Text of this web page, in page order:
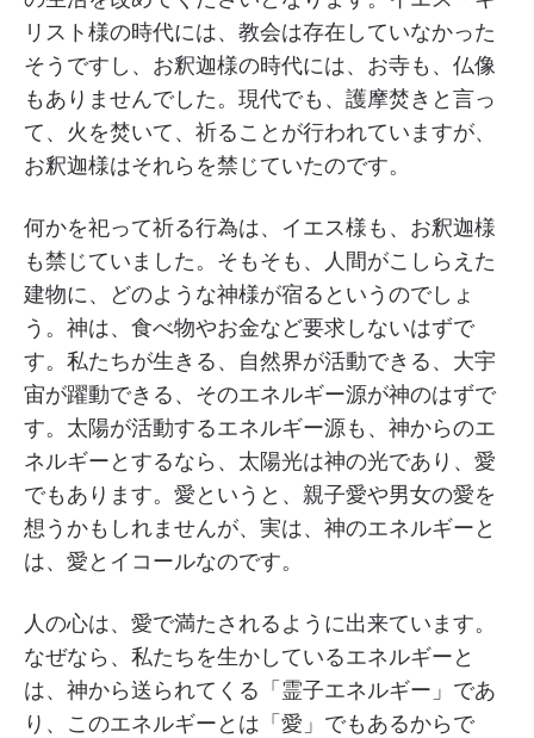
リスト様の時代には、教会は存在していなかった
そうですし、お釈迦様の時代には、お寺も、仏像
もありませんでした。現代でも、護摩焚きと言っ
て、火を焚いて、祈ることが行われていますが、
お釈迦様はそれらを禁じていたのです。
何かを祀って祈る行為は、イエス様も、お釈迦様
も禁じていました。そもそも、人間がこしらえた
建物に、どのような神様が宿るというのでしょ
う。神は、食べ物やお金など要求しないはずで
す。私たちが生きる、自然界が活動できる、大宇
宙が躍動できる、そのエネルギー源が神のはずで
す。太陽が活動するエネルギー源も、神からのエ
ネルギーとするなら、太陽光は神の光であり、愛
でもあります。愛というと、親子愛や男女の愛を
想うかもしれませんが、実は、神のエネルギーと
は、愛とイコールなのです。
人の心は、愛で満たされるように出来ています。
なぜなら、私たちを生かしているエネルギーと
は、神から送られてくる「霊子エネルギー」であ
り、このエネルギーとは「愛」でもあるからで